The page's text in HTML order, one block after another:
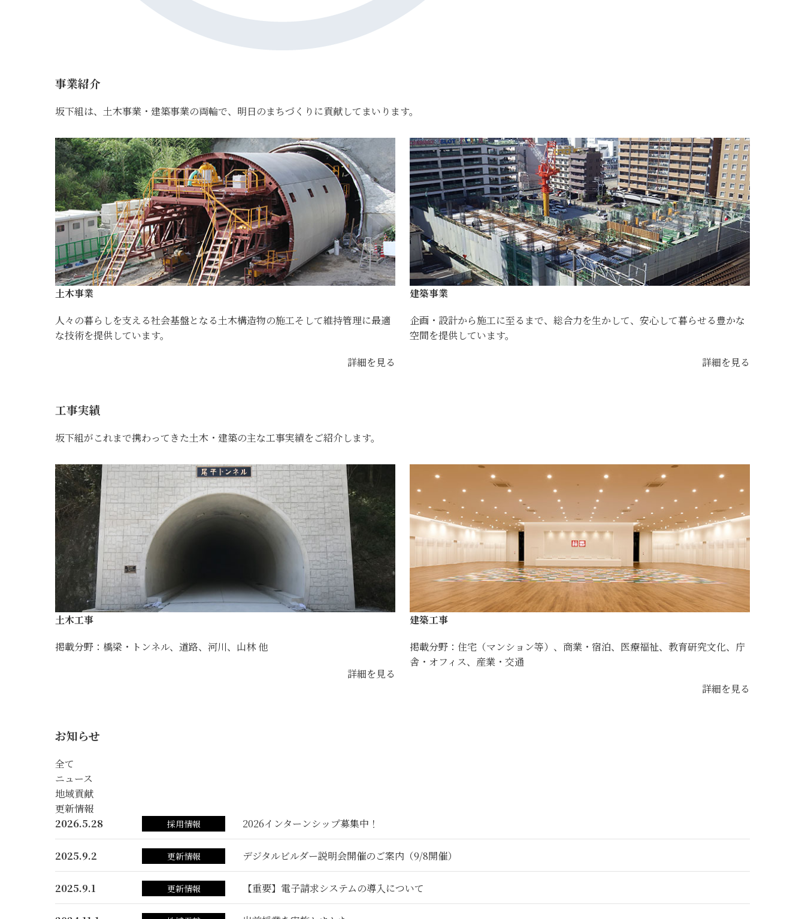
事業紹介
坂下組は、土木事業・建築事業の両輪で、明日のまちづくりに貢献してまいります。
土木事業
人々の暮らしを支える社会基盤となる土木構造物の施工そして維持管理に最適
な技術を提供しています。
詳細を見る
建築事業
企画・設計から施工に至るまで、総合力を生かして、安心して暮らせる豊かな
空間を提供しています。
詳細を見る
工事実績
坂下組がこれまで携わってきた土木・建築の主な工事実績をご紹介します。
土木工事
掲載分野：橋梁・トンネル、道路、河川、山林 他
詳細を見る
建築工事
掲載分野：住宅（マンション等）、商業・宿泊、医療福祉、教育研究文化、庁
舎・オフィス、産業・交通
詳細を見る
お知らせ
全て
ニュース
地域貢献
更新情報
2026.5.28
採用情報 2026インターンシップ募集中！
2025.9.2 更新情報 デジタルビルダー説明会開催のご案内（9/8開催）
2025.9.1 更新情報 【重要】電子請求システムの導入について